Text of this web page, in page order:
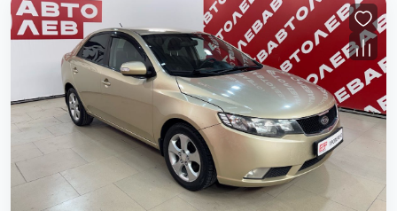
Загрузка...